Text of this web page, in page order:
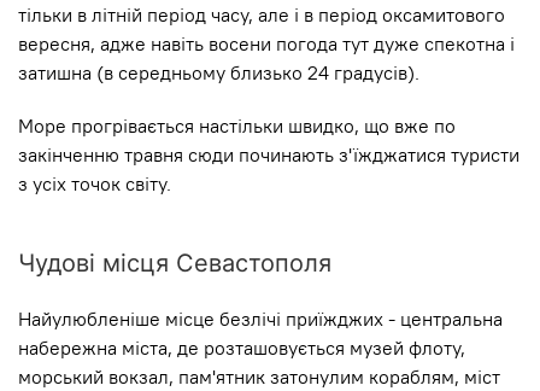
тільки в літній період часу, але і в період оксамитового
вересня, адже навіть восени погода тут дуже спекотна і
затишна (в середньому близько 24 градусів).
Море прогрівається настільки швидко, що вже по
закінченню травня сюди починають з'їжджатися туристи
з усіх точок світу.
Чудові місця Севастополя
Найулюбленіше місце безлічі приїжджих - центральна
набережна міста, де розташовується музей флоту,
морський вокзал, пам'ятник затонулим кораблям, міст